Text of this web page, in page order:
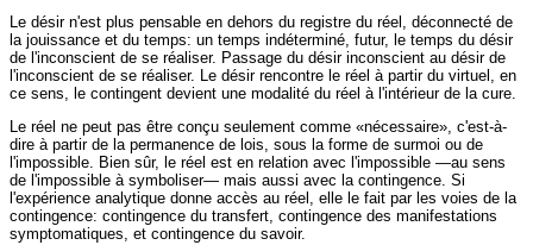
Le désir n'est plus pensable en dehors du registre du réel, déconnecté de
la jouissance et du temps: un temps indéterminé, futur, le temps du désir
de l'inconscient de se réaliser. Passage du désir inconscient au désir de
l'inconscient de se réaliser. Le désir rencontre le réel à partir du virtuel, en
ce sens, le contingent devient une modalité du réel à l'intérieur de la cure.
Le réel ne peut pas être conçu seulement comme «nécessaire», c'est-à-
dire à partir de la permanence de lois, sous la forme de surmoi ou de
l'impossible. Bien sûr, le réel est en relation avec l'impossible —au sens
de l'impossible à symboliser— mais aussi avec la contingence. Si
l'expérience analytique donne accès au réel, elle le fait par les voies de la
contingence: contingence du transfert, contingence des manifestations
symptomatiques, et contingence du savoir.